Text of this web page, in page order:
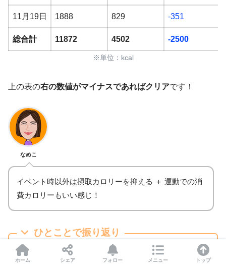
【ノリノリ4分】お尻をひきしめる：4分
歩数：4961歩
距離：3.2km
消費：97kcal
【背中痩せ5分】ハミ肉撃退：5分
【毎日10分】骨盤矯正ストレッチ：10分
【背中痩せ5分】ハミ肉撃退：5分
【地獄の9分】太ももひきしめ：9分
【地獄の9分】足パカ：9分
距離：4.0km
アクティブ時間：1時間27分
YouTubeで宅トレ
11月19日 1888 829 -351
総合計 11872 4502 -2500
※単位：kcal
上の表の右の数値がマイナスであればクリアです！
なめこ
イベント時以外は摂取カロリーを抑える ＋ 運動での消
費カロリーもいい感じ！
ひとことで振り返り
お尻と背中の筋トレメニューを行う → 達
ホーム シェア フォロー メニュー トップ